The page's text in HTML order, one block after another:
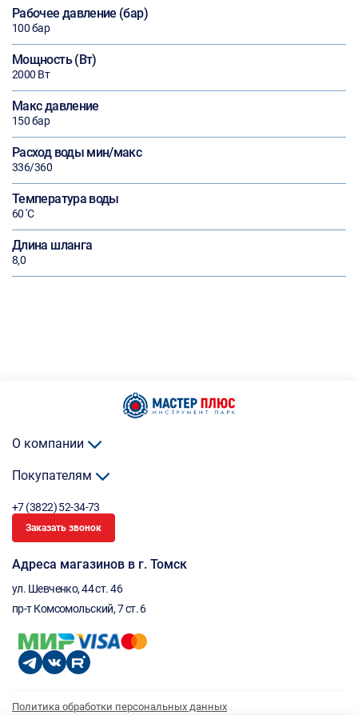
Рабочее давление (бар)
100 бар
Мощность (Вт)
2000 Вт
Макс давление
150 бар
Расход воды мин/макс
336/360
Температура воды
60 'С
Длина шланга
8,0
О компании
Покупателям
+7 (3822) 52-34-73
Заказать звонок
Адреса магазинов в г. Томск
ул. Шевченко, 44 ст. 46
пр-т Комсомольский, 7 ст. 6
Политика обработки персональных данных